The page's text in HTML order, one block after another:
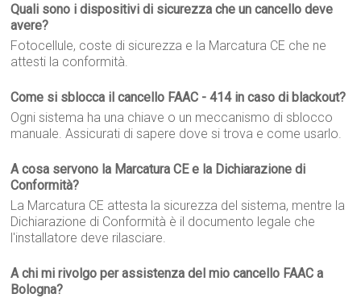
Quali sono i dispositivi di sicurezza che un cancello deve
avere?
Fotocellule, coste di sicurezza e la Marcatura CE che ne
attesti la conformità.
Come si sblocca il cancello FAAC - 414 in caso di blackout?
Ogni sistema ha una chiave o un meccanismo di sblocco
manuale. Assicurati di sapere dove si trova e come usarlo.
A cosa servono la Marcatura CE e la Dichiarazione di
Conformità?
La Marcatura CE attesta la sicurezza del sistema, mentre la
Dichiarazione di Conformità è il documento legale che
l'installatore deve rilasciare.
A chi mi rivolgo per assistenza del mio cancello FAAC a
Bologna?